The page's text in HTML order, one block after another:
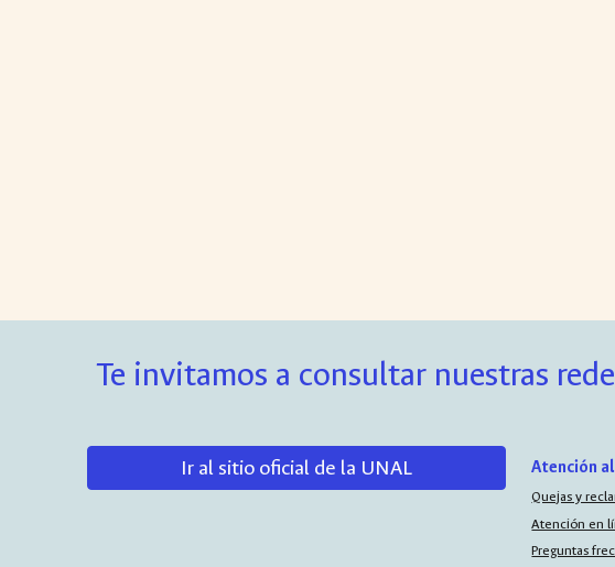
Te invitamos a consultar nuestras
Ir al sitio oficial de la UNAL Atención
Quejas y
Atención en
Preguntas